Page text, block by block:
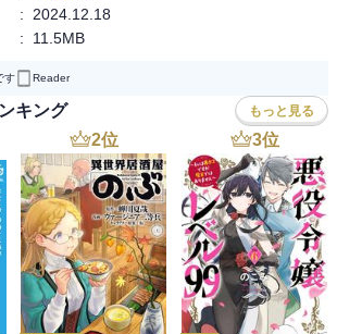
:
2024.12.18
: 11.5MB
す Reader
キング もっと見る
2位 3位